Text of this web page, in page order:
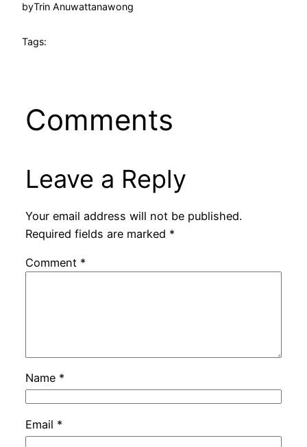
byTrin Anuwattanawong
Tags:
Comments
Leave a Reply
Your email address will not be published.
Required fields are marked *
Comment *
Name *
Email *